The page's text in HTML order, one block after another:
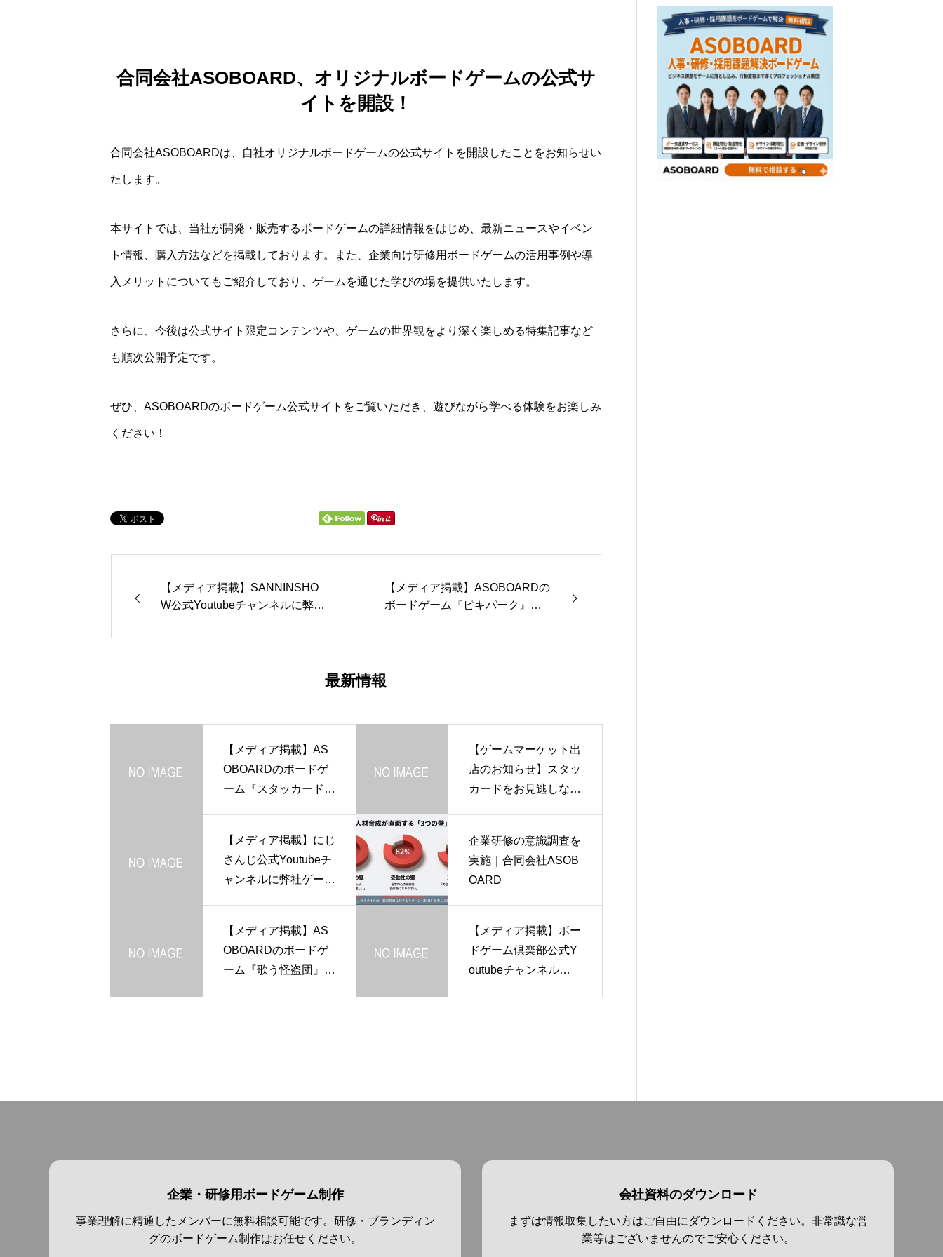
合同会社ASOBOARD、オリジナルボードゲームの公式サ
イトを開設！
合同会社ASOBOARDは、自社オリジナルボードゲームの公式サイトを開設したことをお知らせい
たします。
本サイトでは、当社が開発・販売するボードゲームの詳細情報をはじめ、最新ニュースやイベン
ト情報、購入方法などを掲載しております。また、企業向け研修用ボードゲームの活用事例や導
入メリットについてもご紹介しており、ゲームを通じた学びの場を提供いたします。
さらに、今後は公式サイト限定コンテンツや、ゲームの世界観をより深く楽しめる特集記事など
も順次公開予定です。
ぜひ、ASOBOARDのボードゲーム公式サイトをご覧いただき、遊びながら学べる体験をお楽しみ
ください！
【メディア掲載】SANNINSHO
W公式Youtubeチャンネルに弊社
【メディア掲載】ASOBOARDの
ボードゲーム『ピキパーク』
「わたなべさんのボードゲーム
た
最新情報
【メディア掲載】AS
OBOARDのボードゲ
ーム『スタッカード』
んのボードゲーム棚」
さんにご紹介いただき
ました
【ゲームマーケット出
店のお知らせ】スタッ
カードをお見逃しな
【メディア掲載】にじ
さんじ公式Youtubeチ
ャンネルに弊社ゲーム
企業研修の意識調査を
実施｜合同会社ASOB
OARD
【メディア掲載】AS
OBOARDのボードゲ
ーム『歌う怪盗団』
【メディア掲載】ボー
ドゲーム倶楽部公式Y
outubeチャンネルに
企業・研修用ボードゲーム制作
事業理解に精通したメンバーに無料相談可能です。研修・ブランディン
グのボードゲーム制作はお任せください。
会社資料のダウンロード
まずは情報取集したい方はご自由にダウンロードください。非常識な営
業等はございませんのでご安心ください。